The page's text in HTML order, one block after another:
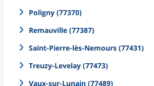
Poligny (77370)
Remauville (77387)
Saint-Pierre-lès-Nemours (77431)
Treuzy-Levelay (77473)
Vaux-sur-Lunain (77489)